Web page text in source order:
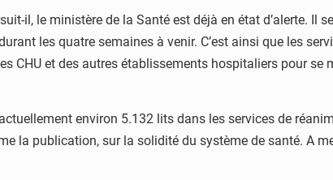
il, le ministère de la Santé est déjà en état d’alerte.
les quatre semaines à venir. C’est ainsi que les
CHU et des autres établissements hospitaliers pour
environ 5.132 lits dans les services de
la publication, sur la solidité du système de santé. A